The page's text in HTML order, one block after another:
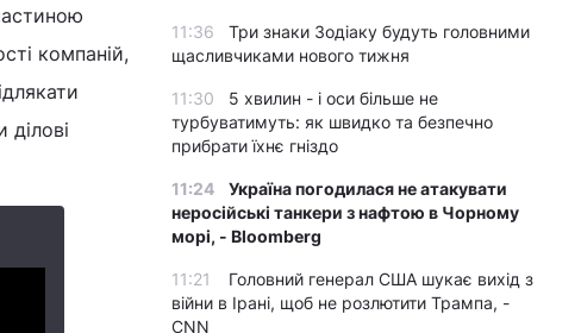
компаній,
11:36
Три знаки Зодіаку будуть головними
щасливчиками нового тижня
11:30
5 хвилин - і оси більше не
турбуватимуть: як швидко та безпечно
прибрати їхнє гніздо
11:24
Україна погодилася не атакувати
неросійські танкери з нафтою в Чорному
морі, - Bloomberg
11:21
Головний генерал США шукає вихід з
війни в Ірані, щоб не розлютити Трампа, -
CNN